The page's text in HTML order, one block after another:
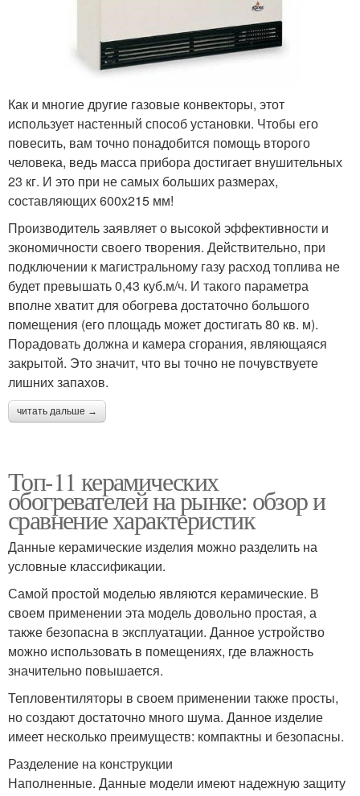
Как и многие другие газовые конвекторы, этот
использует настенный способ установки. Чтобы его
повесить, вам точно понадобится помощь второго
человека, ведь масса прибора достигает внушительных
23 кг. И это при не самых больших размерах,
составляющих 600x215 мм!
Производитель заявляет о высокой эффективности и
экономичности своего творения. Действительно, при
подключении к магистральному газу расход топлива не
будет превышать 0,43 куб.м/ч. И такого параметра
вполне хватит для обогрева достаточно большого
помещения (его площадь может достигать 80 кв. м).
Порадовать должна и камера сгорания, являющаяся
закрытой. Это значит, что вы точно не почувствуете
лишних запахов.
читать дальше →
Топ-11 керамических
обогревателей на рынке: обзор и
сравнение характеристик
Данные керамические изделия можно разделить на
условные классификации.
Самой простой моделью являются керамические. В
своем применении эта модель довольно простая, а
также безопасна в эксплуатации. Данное устройство
можно использовать в помещениях, где влажность
значительно повышается.
Тепловентиляторы в своем применении также просты,
но создают достаточно много шума. Данное изделие
имеет несколько преимуществ: компактны и безопасны.
Разделение на конструкции
Наполненные. Данные модели имеют надежную защиту